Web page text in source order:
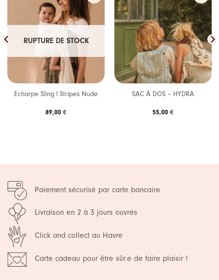
liste de
RUPTURE DE STOCK
Echarpe Sling l Stripes Nude
89,00 €
Ajouter
à ma
liste de
souhaits
SAC À DOS – HYDRA
55,00 €
Paiement sécurisé par carte bancaire
Livraison en 2 à 3 jours ouvrés
Click and collect au Havre
Carte cadeau pour être sûr.e de faire plaisir !